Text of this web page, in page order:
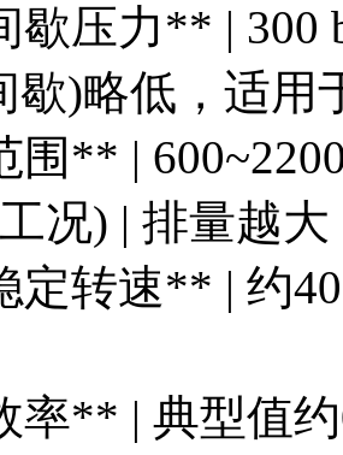
歇压力** | 300
歇)略低，适用
围** |
况) | 排量越
定转速** | 约
率** | 典型值